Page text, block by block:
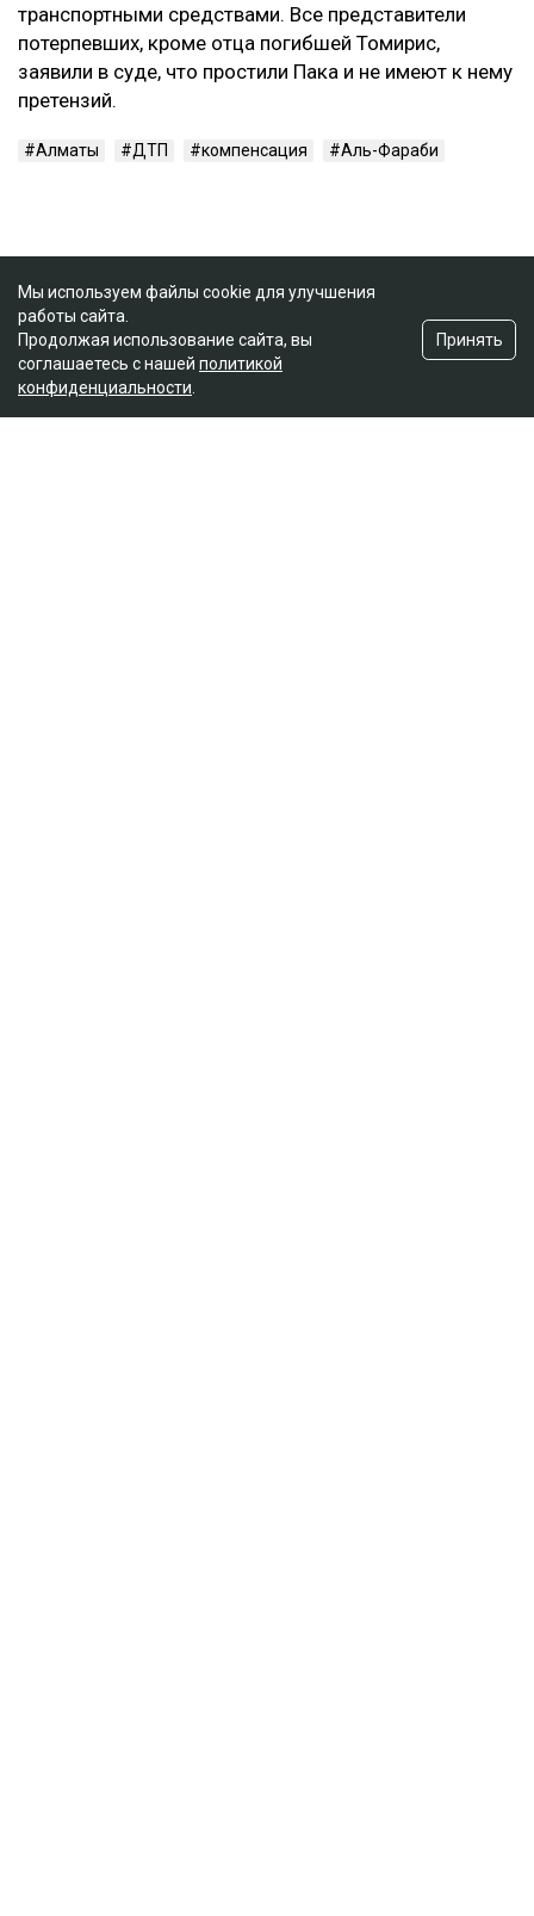
транспортными средствами. Все представители
потерпевших, кроме отца погибшей Томирис,
заявили в суде, что простили Пака и не имеют к нему
претензий.
Алматы ДТП компенсация Аль-Фараби
Мы используем файлы cookie для улучшения
работы сайта.
Продолжая использование сайта, вы
соглашаетесь с нашей политикой
конфиденциальности
Принять